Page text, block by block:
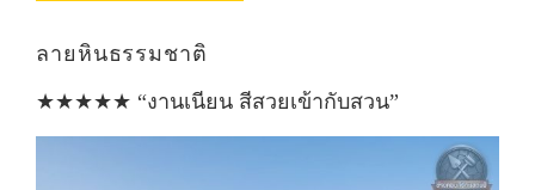
ลายหินธรรมชาติ
★★★★★ “งานเนียน สีสวยเข้ากับสวน”